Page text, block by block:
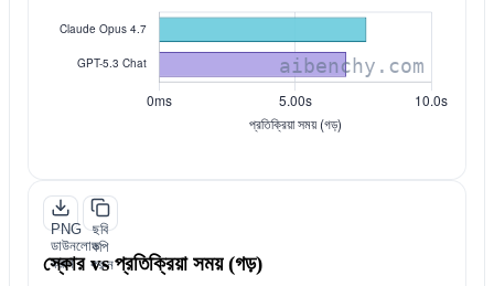
PNG
ডাউনলোড
করুন
ছবি
কপি
করুন
স্কোর vs প্রতিক্রিয়া সময় (গড়)